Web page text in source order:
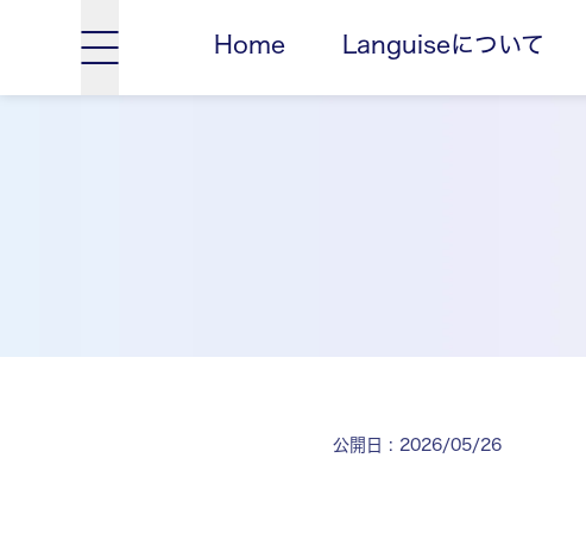
Home Languiseについて
公開日 : 2026/05/26